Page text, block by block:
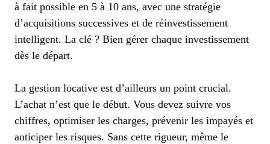
à fait possible en 5 à 10 ans, avec une stratégie
d’acquisitions successives et de réinvestissement
intelligent. La clé ? Bien gérer chaque investissement
dès le départ.
La gestion locative est d’ailleurs un point crucial.
L’achat n’est que le début. Vous devez suivre vos
chiffres, optimiser les charges, prévenir les impayés et
anticiper les risques. Sans cette rigueur, même le